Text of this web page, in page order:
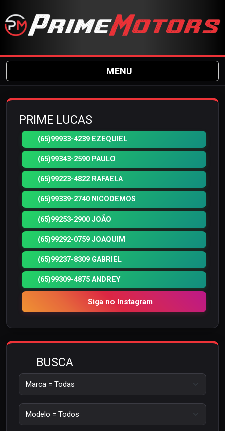
MENU
PRIME LUCAS
(65)99933-4239 EZEQUIEL
(65)99343-2590 PAULO
(65)99223-4822 RAFAELA
(65)99339-2740 NICODEMOS
(65)99253-2900 JOÃO
(65)99292-0759 JOAQUIM
(65)99237-8309 GABRIEL
(65)99309-4875 ANDREY
Siga no Instagram
BUSCA